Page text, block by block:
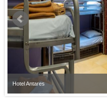
Hotel Antares